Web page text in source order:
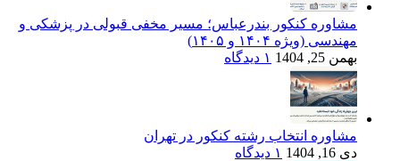
مشاوره کنکور بندرعباس؛ مسیر مخفی قبولی در پزشکی و
مهندسی (ویژه ۱۴۰۴ و ۱۴۰۵)
بهمن 25, 1404
۱ دیدگاه
مشاوره انتخاب رشته کنکور در تهران
دی 16, 1404
۱ دیدگاه